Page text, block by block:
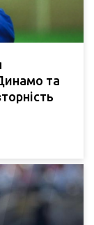
та